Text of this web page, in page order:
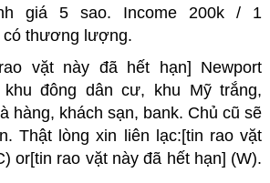
giá 5 sao. Income 200k / 1
có thương lượng.
vặt này đã hết hạn] Newport
khu đông dân cư, khu Mỹ trắng,
hàng, khách sạn, bank. Chủ cũ sẽ
Thật lòng xin liên lạc:[tin rao vặt
or[tin rao vặt này đã hết hạn] (W).